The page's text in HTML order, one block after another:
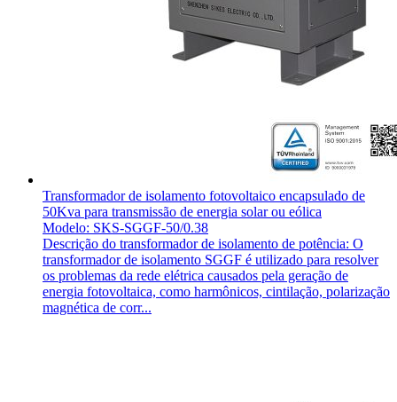
Transformador de isolamento fotovoltaico encapsulado de
50Kva para transmissão de energia solar ou eólica
Modelo: SKS-SGGF-50/0.38
Descrição do transformador de isolamento de potência: O
transformador de isolamento SGGF é utilizado para resolver
os problemas da rede elétrica causados pela geração de
energia fotovoltaica, como harmônicos, cintilação, polarização
magnética de corr...